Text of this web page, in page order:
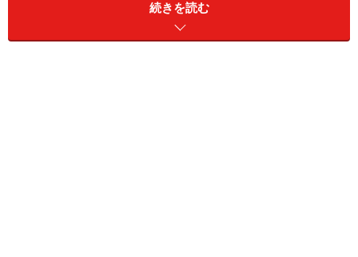
続きを読む